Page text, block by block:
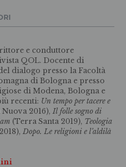
e conduttore
QOL. Docente di
dialogo presso la Facoltà
di Bologna e presso
di Modena, Bologna e
recenti: Un tempo per tacere e
Nuova 2016), Il folle sogno di
(Terra Santa 2019), Teologia
Dopo. Le religioni e l’aldilà